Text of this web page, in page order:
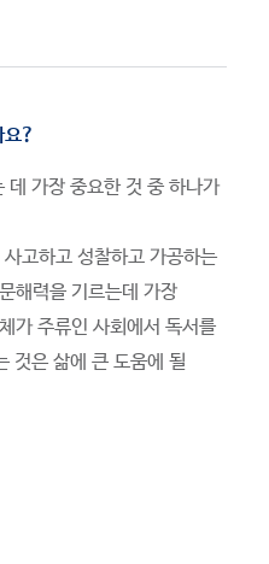
요?
데 가장 중요한 것 중 하나가
고하고 성찰하고 가공하는
해력을 기르는데 가장
가 주류인 사회에서 독서를
것은 삶에 큰 도움에 될